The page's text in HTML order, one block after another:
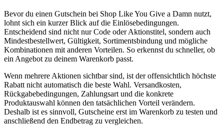
Bevor du einen Gutschein bei Shop Like You Give a Damn nutzt,
lohnt sich ein kurzer Blick auf die Einlösebedingungen.
Entscheidend sind nicht nur Code oder Aktionstitel, sondern auch
Mindestbestellwert, Gültigkeit, Sortimentsbindung und mögliche
Kombinationen mit anderen Vorteilen. So erkennst du schneller, ob
ein Angebot zu deinem Warenkorb passt.
Wenn mehrere Aktionen sichtbar sind, ist der offensichtlich höchste
Rabatt nicht automatisch die beste Wahl. Versandkosten,
Rückgabebedingungen, Zahlungsart und die konkrete
Produktauswahl können den tatsächlichen Vorteil verändern.
Deshalb ist es sinnvoll, Gutscheine erst im Warenkorb zu testen und
anschließend den Endbetrag zu vergleichen.